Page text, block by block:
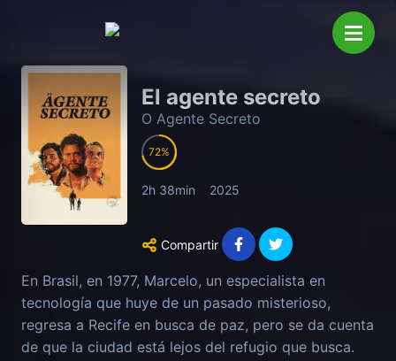
El agente secreto
O Agente Secreto
72
2h 38min 2025
Compartir
En Brasil, en 1977, Marcelo, un especialista en
tecnología que huye de un pasado misterioso,
regresa a Recife en busca de paz, pero se da cuenta
de que la ciudad está lejos del refugio que busca.